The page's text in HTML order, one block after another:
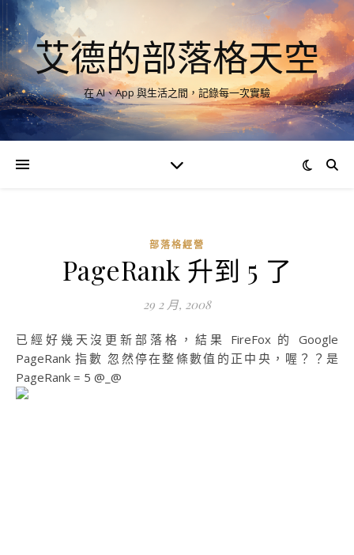
艾德的部落格天空
在 AI、App 與生活之間，記錄每一次實驗
部落格經營
PageRank 升到 5 了
29 2 月, 2008
已經好幾天沒更新部落格，結果 FireFox 的 Google
PageRank 指數 忽然停在整條數值的正中央，喔？？是
PageRank = 5 @_@